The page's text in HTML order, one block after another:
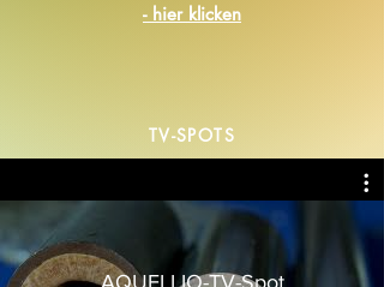
- hier klicken
TV-SPOTS
AQUELLIO-TV-Spot